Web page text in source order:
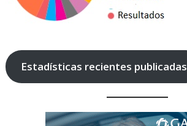
Estadísticas recientes publicadas